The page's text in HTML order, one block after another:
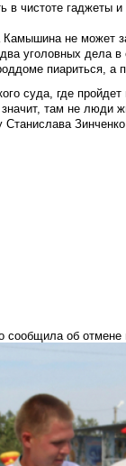
чистоте гаджеты
Камышина не может
уголовных дела
пиариться, а
суда, где
там не люди
Зинченко
об отмене